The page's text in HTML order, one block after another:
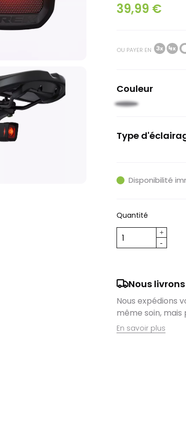
39,99 €
OU PAYER EN
Couleur
Noir
Type
Disponibilité
Quantité
Nous livrons
Nous expédions
même soin,
En savoir plus